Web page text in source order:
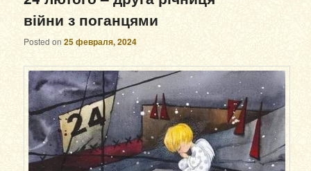
війни з поганцями
Posted on25 февраля, 2024